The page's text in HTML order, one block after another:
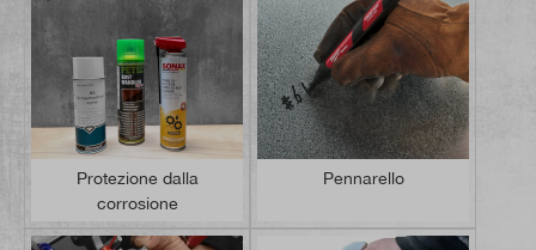
Protezione dalla
corrosione
Pennarello